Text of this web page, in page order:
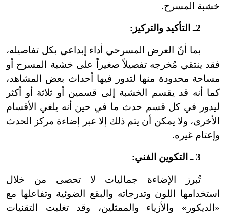
خشبة المسرح.
2ـ التأكيد والتركيز:
بما أنّ العرض المسرحي أداء إبداعي بكل تفاصيله،
فقد ينتقي مُخرجه تفصيلاً صغيراً على خشبة المسرح أو
مساحة محدودة منها لتدور فيها أحداث بعض المشاهد،
كما أنه قد يقسم الخشبة إلى قسمين أو ثلاثة أو أكثر
ليدور في كل قسم حدث ما في حين أنه يلغي الأقسام
الأخرى، ولا يمكن أن يتم ذلك إلا عبر إضاءة مركز الحدث
وإعتام غيره.
3 ـ التكوين الفني:
تُبرز الإضاءة جماليات لا تحصى من خلال
استخدامها اللون وتدرجاته والبقع الضوئية وتفاعلها مع
«الديكور» والأزياء والممثلين، وقد تغلبت التقنيات